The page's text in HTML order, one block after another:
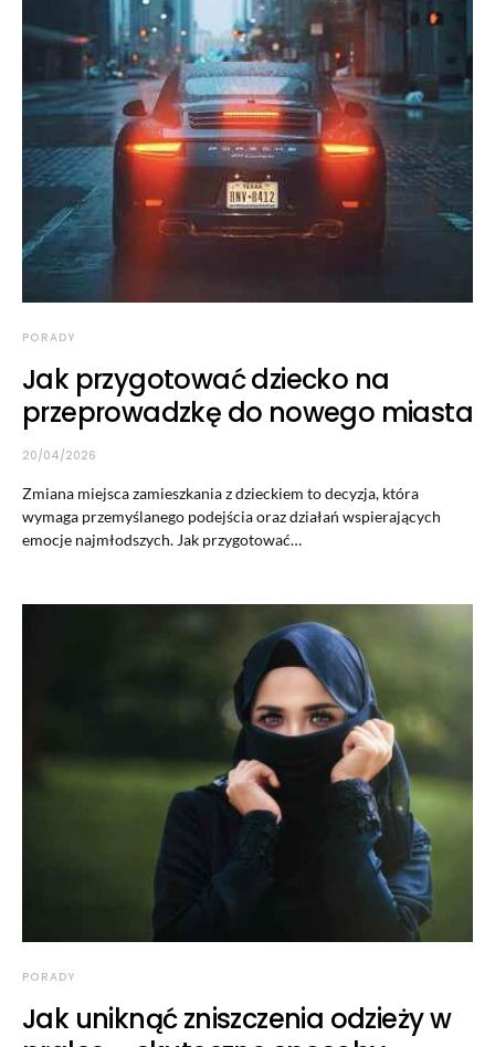
PORADY
Jak przygotować dziecko na
przeprowadzkę do nowego miasta
20/04/2026
Zmiana miejsca zamieszkania z dzieckiem to decyzja, która
wymaga przemyślanego podejścia oraz działań wspierających
emocje najmłodszych. Jak przygotować…
PORADY
Jak uniknąć zniszczenia odzieży w